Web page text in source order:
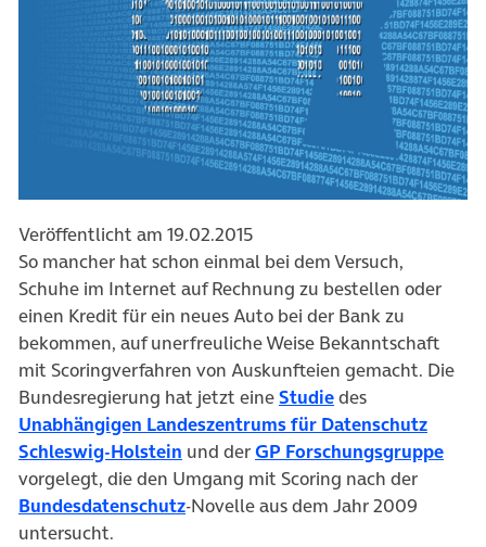
Veröffentlicht am 19.02.2015
So mancher hat schon einmal bei dem Versuch,
Schuhe im Internet auf Rechnung zu bestellen oder
einen Kredit für ein neues Auto bei der Bank zu
bekommen, auf unerfreuliche Weise Bekanntschaft
mit Scoringverfahren von Auskunfteien gemacht. Die
Bundesregierung hat jetzt eineStudie(öffnet in neuem
des
Unabhängigen Landeszentrums für Datenschutz
Schleswig-Holstein (öffnet in neuem Tab)
und derGP Forschungsgruppe
vorgelegt, die den Umgang mit Scoring nach der
Bundesdatenschutz(öffnet in neuem Tab)
-Novelle aus dem Jahr 2009
untersucht.